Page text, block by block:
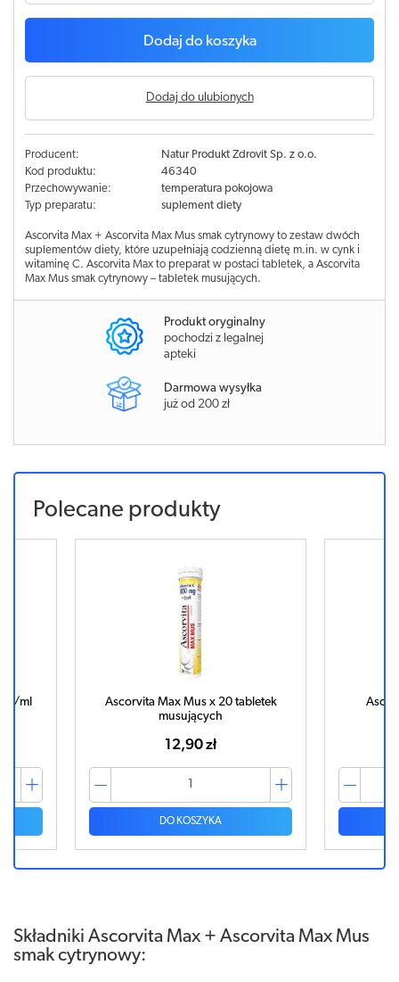
Dodaj do koszyka
Dodaj do ulubionych
Producent:
Natur Produkt Zdrovit Sp. z o.o.
Kod produktu:
46340
Przechowywanie:
temperatura pokojowa
Typ preparatu:
suplement diety
Ascorvita Max + Ascorvita Max Mus smak cytrynowy to zestaw dwóch
suplementów diety, które uzupełniają codzienną dietę m.in. w cynk i
witaminę C. Ascorvita Max to preparat w postaci tabletek, a Ascorvita
Max Mus smak cytrynowy – tabletek musujących.
Produkt oryginalny
pochodzi z legalnej
apteki
Darmowa wysyłka
już od 200 zł
Polecane produkty
ml
Ascorvita Max Mus x 20 tabletek
musujących
12,90 zł
DO KOSZYKA
Składniki Ascorvita Max + Ascorvita Max Mus
smak cytrynowy: